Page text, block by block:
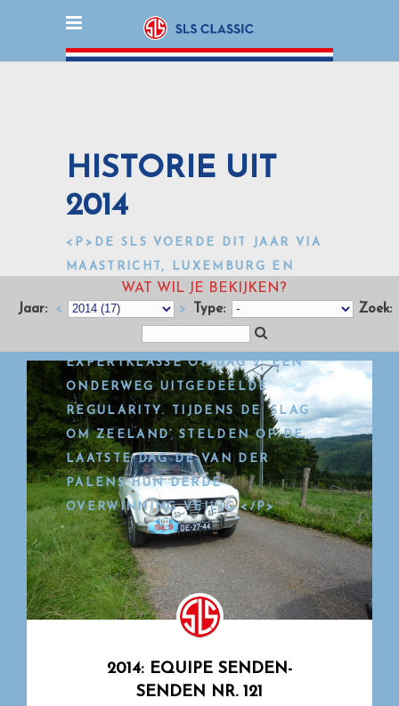
HISTORIE UIT
2014
<P>DE SLS VOERDE DIT JAAR VIA
MAASTRICHT, LUXEMBURG EN
ANTWERPEN TERUG NAAR
SCHEVENINGEN. MET EEN
EXPERTKLASSE OP DAG 2: EEN
ONDERWEG UITGEDEELDE
REGULARITY. TIJDENS DE ‘SLAG
OM ZEELAND’ STELDEN OP DE
LAATSTE DAG DE VAN DER
PALENS HUN DERDE
OVERWINNING VEILIG.</P>
WAT WIL JE BEKIJKEN?
Jaar: < > Type: Zoek:
2014: EQUIPE SENDEN-
SENDEN NR. 121